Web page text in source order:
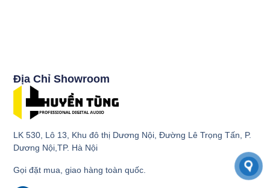
Địa Chỉ Showroom
LK 530, Lô 13, Khu đô thị Dương Nội, Đường Lê Trọng Tấn, P.
Dương Nội,TP. Hà Nội
Gọi đặt mua, giao hàng toàn quốc.